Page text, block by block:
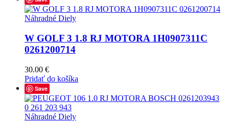
Náhradné Diely
W GOLF 3 1.8 RJ MOTORA 1H0907311C
0261200714
30.00 €
Pridať do košíka
Save
Náhradné Diely